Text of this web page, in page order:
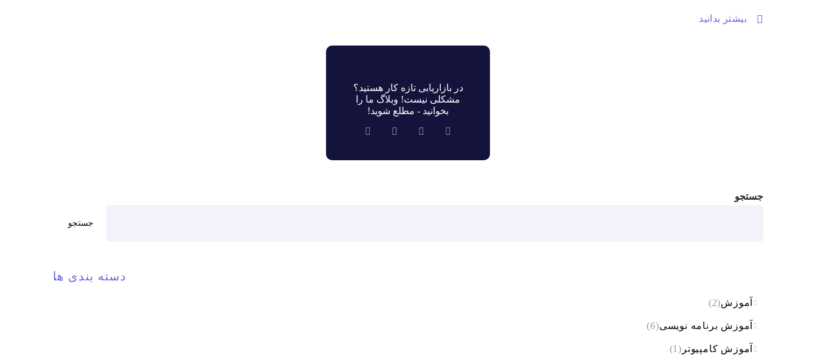
بیشتر بدانید
در بازاریابی تازه کار هستید؟
مشکلی نیست! وبلاگ ما را
بخوانید - مطلع شوید!
جستجو
جستجو
دسته بندی ها
آموزش(2)
آموزش برنامه نویسی(6)
آموزش کامپیوتر (1)